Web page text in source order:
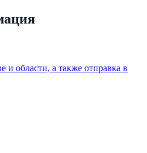
и области, а также отправка в